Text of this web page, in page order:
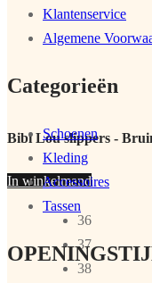
Bibi Lou slippers -
In winkelmand
36
37
38
Klantenservice
Algemene
Categorieën
Schoenen
Kleding
Accessoires
Tassen